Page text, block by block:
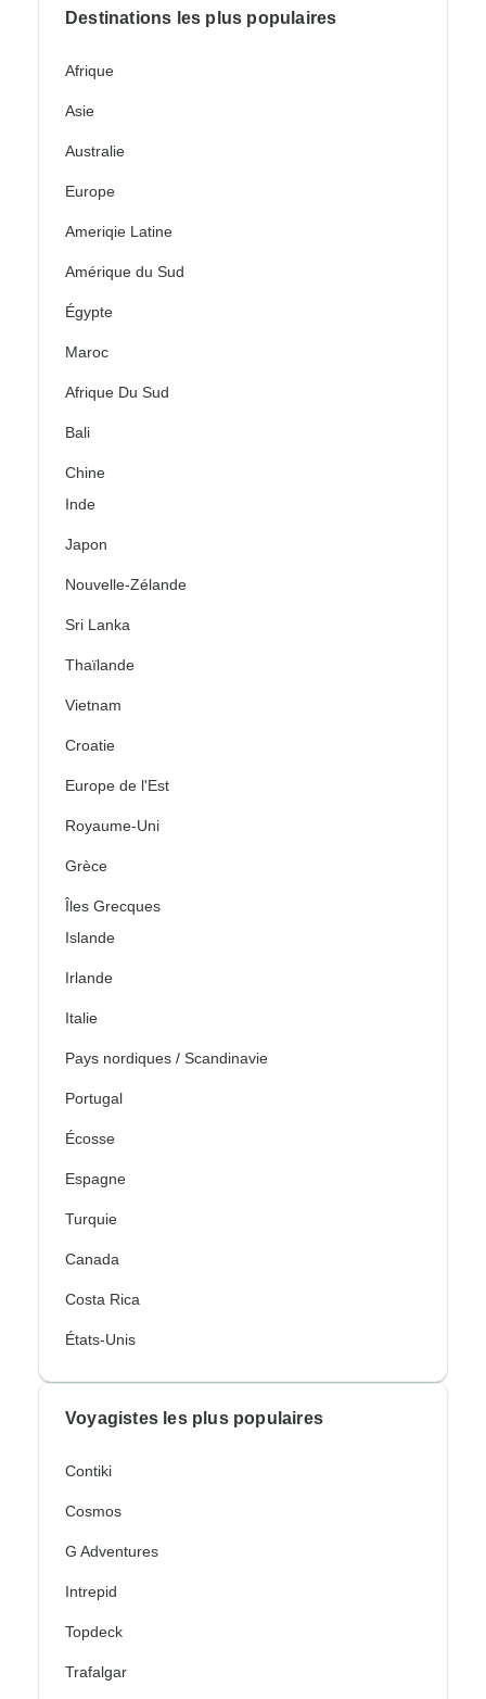
Destinations les plus populaires
Afrique
Asie
Australie
Europe
Ameriqie Latine
Amérique du Sud
Égypte
Maroc
Afrique Du Sud
Bali
Chine
Inde
Japon
Nouvelle-Zélande
Sri Lanka
Thaïlande
Vietnam
Croatie
Europe de l'Est
Royaume-Uni
Grèce
Îles Grecques
Islande
Irlande
Italie
Pays nordiques / Scandinavie
Portugal
Écosse
Espagne
Turquie
Canada
Costa Rica
États-Unis
Voyagistes les plus populaires
Contiki
Cosmos
G Adventures
Intrepid
Topdeck
Trafalgar